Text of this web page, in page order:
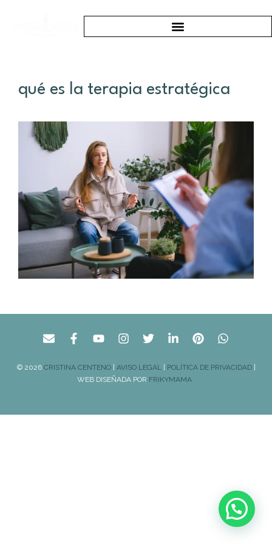
qué es la terapia estratégica
© 2026 CRISTINA CENTENO| AVISO LEGAL | POLÍTICA DE PRIVACIDAD|
WEB DISEÑADA POR FRIKYMAMA